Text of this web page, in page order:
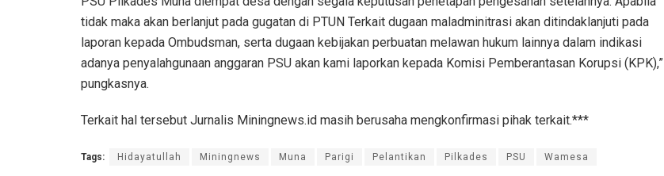
tidak maka akan berlanjut pada gugatan di PTUN Terkait dugaan maladminitrasi akan ditindaklanjuti pada
laporan kepada Ombudsman, serta dugaan kebijakan perbuatan melawan hukum lainnya dalam indikasi
adanya penyalahgunaan anggaran PSU akan kami laporkan kepada Komisi Pemberantasan Korupsi (KPK),”
pungkasnya.
Terkait hal tersebut Jurnalis Miningnews.id masih berusaha mengkonfirmasi pihak terkait.***
Tags: Hidayatullah Miningnews Muna Parigi Pelantikan Pilkades PSU Wamesa